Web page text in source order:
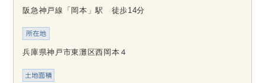
阪急神戸線「岡本」駅 徒歩14分
兵庫県神戸市東灘区西岡本４